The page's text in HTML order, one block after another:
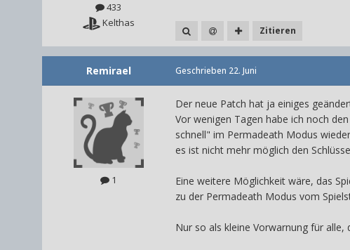
433
Kelthas
Zitieren
Remirael
1
Geschrieben 22. Juni
Der neue Patch hat ja einiges
Vor wenigen Tagen habe ich noch
schnell" im Permadeath Modus
es ist nicht mehr möglich den
Eine weitere Möglichkeit wäre, das
zu der Permadeath Modus vom
Nur so als kleine Vorwarnung für alle,